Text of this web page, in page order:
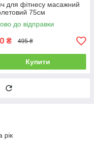
для фітнесу масажний
75см
до відправки
₴ 495 ₴
Купити
рік